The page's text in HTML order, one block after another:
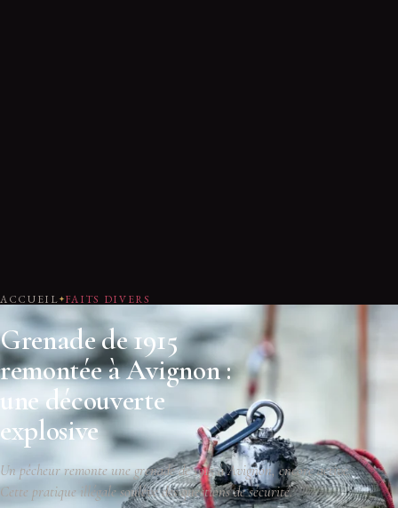
ACCUEIL FAITS DIVERS
Grenade de 1915
remontée à Avignon :
une découverte
explosive
Un pêcheur remonte une grenade de 1915 à Avignon, encore active.
Cette pratique illégale soulève des questions de sécurité.